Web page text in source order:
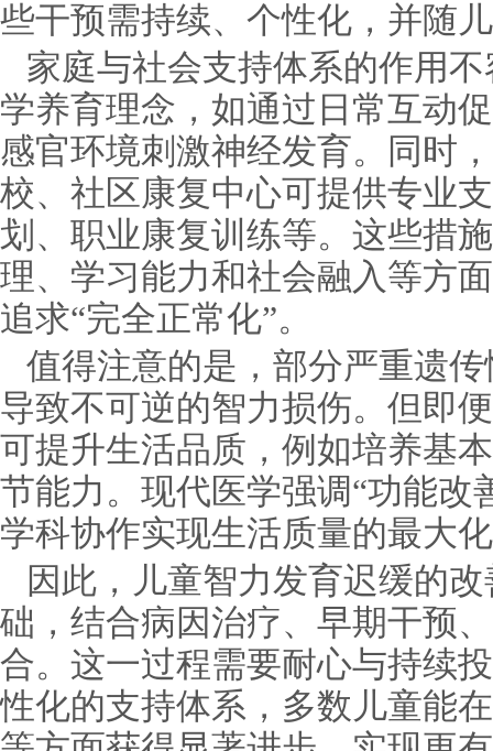
些干预需持续、个性化，并随
家庭与社会支持体系的作用
学养育理念，如通过日常互动
感官环境刺激神经发育。同时
校、社区康复中心可提供专业
划、职业康复训练等。这些措
理、学习能力和社会融入等方
追求“完全正常化”。
值得注意的是，部分严重遗
导致不可逆的智力损伤。但即
可提升生活品质，例如培养基
节能力。现代医学强调“功能改
学科协作实现生活质量的最大
因此，儿童智力发育迟缓的
础，结合病因治疗、早期干预
合。这一过程需要耐心与持续
性化的支持体系，多数儿童能